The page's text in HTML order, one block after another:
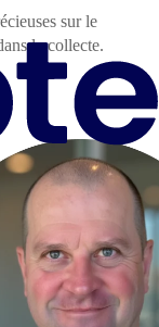
sur le
la collecte.